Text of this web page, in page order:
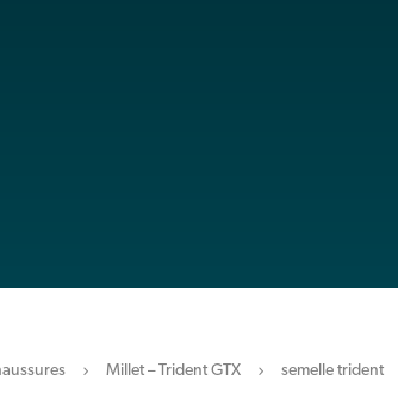
Millet – Trident GTX semelle trident